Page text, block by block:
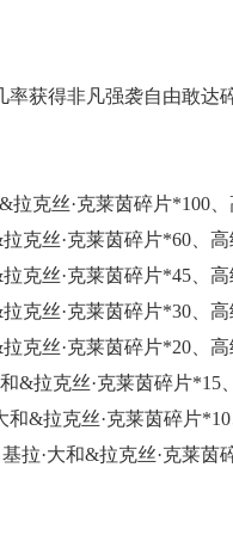
获得非凡强袭自由敢达
拉克丝·克莱茵碎片*100
克丝·克莱茵碎片*60、
克丝·克莱茵碎片*45、
克丝·克莱茵碎片*30、
克丝·克莱茵碎片*20、
&拉克丝·克莱茵碎片
和&拉克丝·克莱茵碎片
拉·大和&拉克丝·克莱茵